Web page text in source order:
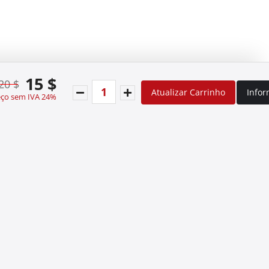
$ 15 $
sem IVA 24% Atualizar Carrinho